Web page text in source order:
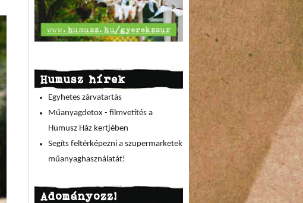
Humusz hírek
Egyhetes zárvatartás
Műanyagdetox - filmvetítés a
Humusz Ház kertjében
Segíts feltérképezni a szupermarketek
műanyaghasználatát!
Adományozz!